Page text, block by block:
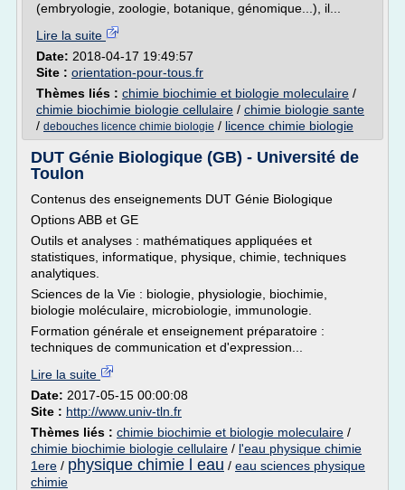
(embryologie, zoologie, botanique, génomique...), il...
Lire la suite
Date: 2018-04-17 19:49:57
Site : orientation-pour-tous.fr
Thèmes liés : chimie biochimie et biologie moleculaire /
chimie biochimie biologie cellulaire / chimie biologie sante
/ debouches licence chimie biologie / licence chimie biologie
DUT Génie Biologique (GB) - Université de
Toulon
Contenus des enseignements DUT Génie Biologique
Options ABB et GE
Outils et analyses : mathématiques appliquées et
statistiques, informatique, physique, chimie, techniques
analytiques.
Sciences de la Vie : biologie, physiologie, biochimie,
biologie moléculaire, microbiologie, immunologie.
Formation générale et enseignement préparatoire :
techniques de communication et d'expression...
Lire la suite
Date: 2017-05-15 00:00:08
Site : http://www.univ-tln.fr
Thèmes liés : chimie biochimie et biologie moleculaire /
chimie biochimie biologie cellulaire / l'eau physique chimie
1ere / physique chimie l eau / eau sciences physique
chimie